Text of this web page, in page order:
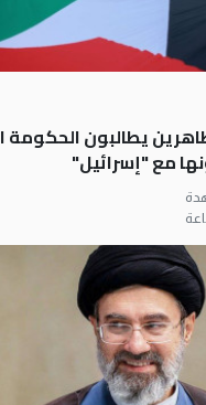
يطالبون الحكومة
مع "إسرائيل"